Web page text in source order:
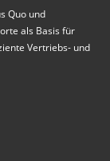
Quo und
als Basis für
Vertriebs- und